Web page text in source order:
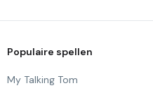
Populaire spellen
My Talking Tom